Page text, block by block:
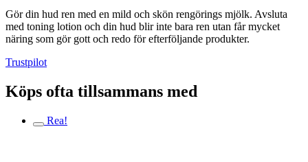
Gör din hud ren med en mild och skön rengörings mjölk. Avsluta
med toning lotion och din hud blir inte bara ren utan får mycket
näring som gör gott och redo för efterföljande produkter.
Trustpilot
Köps ofta tillsammans med
Rea!